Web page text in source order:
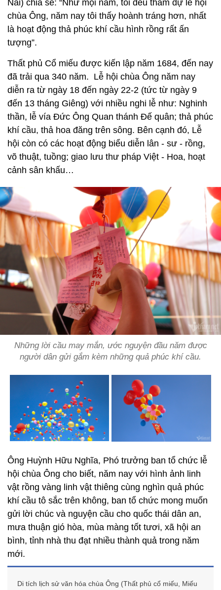
Nai) chia sẻ: “Như mọi năm, tôi đều tham dự lễ hội
chùa Ông, năm nay tôi thấy hoành tráng hơn, nhất
là hoạt động thả phúc khí cầu hình rồng rất ấn
tượng”.
Thất phủ Cổ miếu được kiến lập năm 1684, đến nay
đã trải qua 340 năm. Lễ hội chùa Ông năm nay
diễn ra từ ngày 18 đến ngày 22-2 (tức từ ngày 9
đến 13 tháng Giêng) với nhiều nghi lễ như: Nghinh
thần, lễ vía Đức Ông Quan thánh Đế quân; thả phúc
khí cầu, thả hoa đăng trên sông. Bên cạnh đó, Lễ
hội còn có các hoạt động biểu diễn lân - sư - rồng,
võ thuật, tuồng; giao lưu thư pháp Việt - Hoa, hoạt
cảnh sân khấu…
Những lời cầu may mắn, ước nguyện đầu năm được
người dân gửi gắm kèm những quả phúc khí cầu.
Ông Huỳnh Hữu Nghĩa, Phó trưởng ban tổ chức lễ
hội chùa Ông cho biết, năm nay với hình ảnh linh
vật rồng vàng linh vật thiêng cùng nghìn quả phúc
khí cầu tô sắc trên không, ban tổ chức mong muốn
gửi lời chúc và nguyện cầu cho quốc thái dân an,
mưa thuận gió hòa, mùa màng tốt tươi, xã hội an
bình, tỉnh nhà thu đạt nhiều thành quả trong năm
mới.
Di tích lịch sử văn hóa chùa Ông (Thất phủ cổ miếu, Miếu